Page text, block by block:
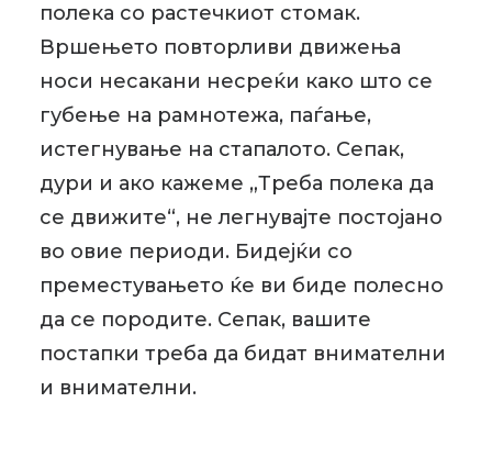
полека со растечкиот стомак.
Вршењето повторливи движења
носи несакани несреќи како што се
губење на рамнотежа, паѓање,
истегнување на стапалото. Сепак,
дури и ако кажеме „Треба полека да
се движите“, не легнувајте постојано
во овие периоди. Бидејќи со
преместувањето ќе ви биде полесно
да се породите. Сепак, вашите
постапки треба да бидат внимателни
и внимателни.